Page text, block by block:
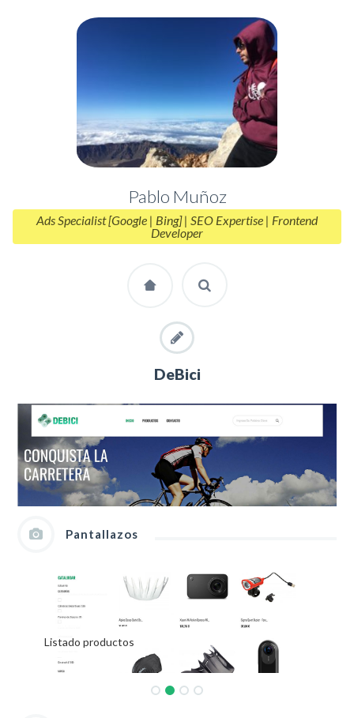
Pablo Muñoz
Ads Specialist [Google | Bing] | SEO Expertise | Frontend
Developer
DeBici
Pantallazos
Listado productos